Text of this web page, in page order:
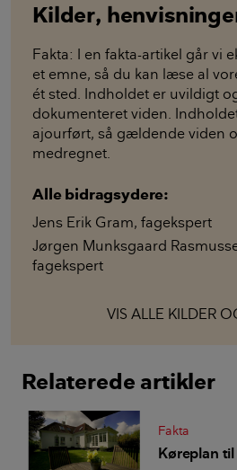
Kilder,
Fakta: I en fakta-artikel går vi
et emne, så du kan læse al
ét sted. Indholdet er uvildigt
dokumenteret viden.
ajourført, så gældende viden
medregnet.
Alle bidragsydere:
Jens Erik Gram, fagekspert
Jørgen Munksgaard
fagekspert
VIS ALLE KILDER
Relaterede artikler
Fakta
Køreplan